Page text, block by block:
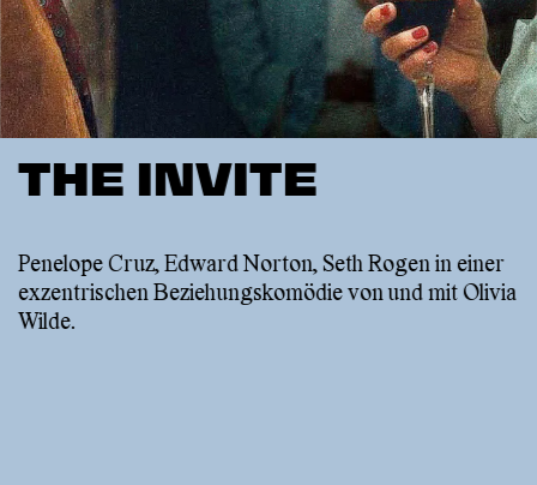
THE INVITE
Penelope Cruz, Edward Norton, Seth Rogen in einer
exzentrischen Beziehungskomödie von und mit Olivia
Wilde.